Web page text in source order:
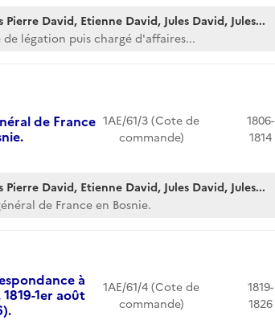
David, Etienne David, Jules David, Jules...
légation puis chargé d'affaires...
de France 1AE/61/3 (Cote de
commande)
1806-
1814
David, Etienne David, Jules David, Jules...
de France en Bosnie.
à
1er août
1AE/61/4 (Cote de
commande)
1819-
1826